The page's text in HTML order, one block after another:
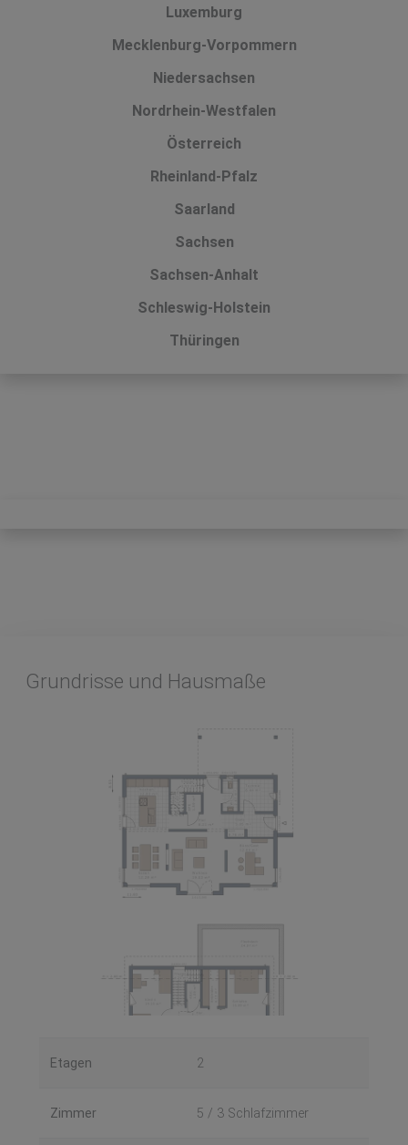
Luxemburg
Mecklenburg-Vorpommern
Niedersachsen
Nordrhein-Westfalen
Österreich
Rheinland-Pfalz
Saarland
Sachsen
Sachsen-Anhalt
Schleswig-Holstein
Thüringen
Grundrisse und Hausmaße
Etagen 2
Zimmer 5 / 3 Schlafzimmer